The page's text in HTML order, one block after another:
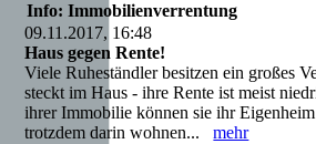
Info: Immobilienverrentung
09.11.2017, 16:48
Haus gegen Rente!
Viele Ruheständler besitzen ein großes
steckt im Haus - ihre Rente ist meist
ihrer Immobilie können sie ihr
trotzdem darin wohnen...mehr